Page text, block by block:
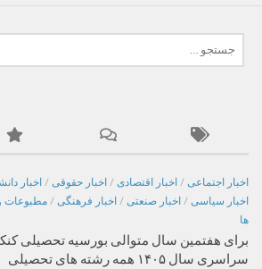
برای:
اخبار اجتماعی / اخبار اقتصادی / اخبار حقوقی / اخبار
اخبار سیاسی / اخبار صنعتی / اخبار فرهنگی / مطبوعات
ها
برای هفتمین سال متوالی بورسیه تحصیلی
سراسری سال ۱۴۰۵ همه رشته های تحصیلی